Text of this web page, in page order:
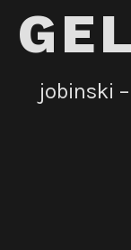
jobinski